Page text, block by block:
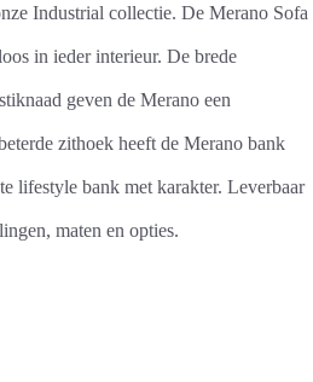
Industrial collectie. De Merano Sofa
in ieder interieur. De brede
geven de Merano een
zithoek heeft de Merano bank
lifestyle bank met karakter. Leverbaar
maten en opties.